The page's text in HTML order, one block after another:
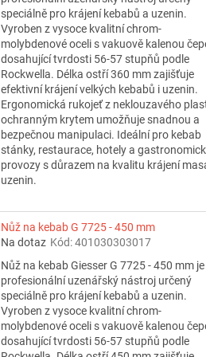
speciálně pro krájení kebabů a uzenin.
Vyroben z vysoce kvalitní chrom-
molybdenové oceli s vakuově kalenou
dosahující tvrdosti 56-57 stupňů podle
Rockwella. Délka ostří 360 mm zajišťuje
efektivní krájení velkých kebabů i uzenin.
Ergonomická rukojeť z neklouzavého
ochranným krytem umožňuje snadnou a
bezpečnou manipulaci. Ideální pro kebab
stánky, restaurace, hotely a
provozy s důrazem na kvalitu krájení
uzenin.
Nůž na kebab G 7725 - 450 mm
Na dotaz Kód:401030303017
Nůž na kebab Giesser G 7725 - 450 mm je
profesionální uzenářský nástroj určený
speciálně pro krájení kebabů a uzenin.
Vyroben z vysoce kvalitní chrom-
molybdenové oceli s vakuově kalenou
dosahující tvrdosti 56-57 stupňů podle